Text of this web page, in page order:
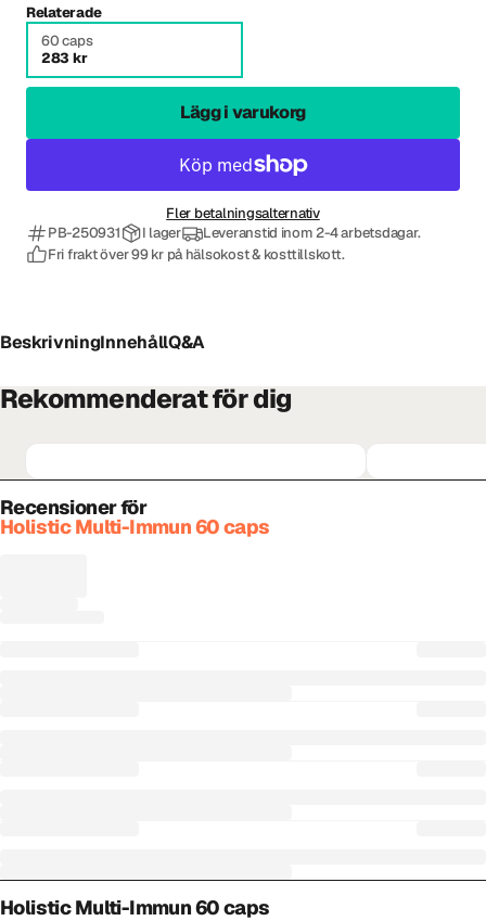
Relaterade
60 caps
283 kr
Lägg i varukorg
Fler betalningsalternativ
PB-250931
I lager
Leveranstid inom 2-4 arbetsdagar.
Fri frakt över 99 kr på hälsokost & kosttillskott.
BeskrivningInnehållQ&A
Rekommenderat för dig
Recensioner för
Holistic Multi-Immun 60 caps
Holistic Multi-Immun 60 caps